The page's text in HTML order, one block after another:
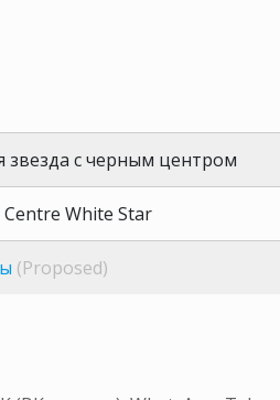
звезда с черным центром
Centre White Star
(Proposed)